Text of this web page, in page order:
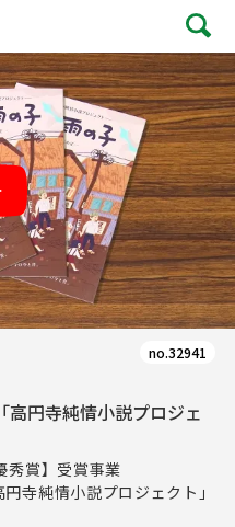
no.32941
円寺純情小説プロジェ
秀賞】受賞事業
寺純情小説プロジェクト」